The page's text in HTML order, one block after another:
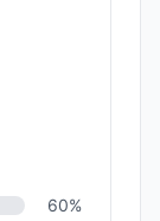
60%